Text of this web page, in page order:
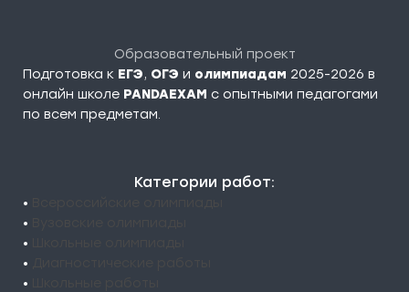
Образовательный проект
Подготовка к ЕГЭ, ОГЭ и олимпиадам 2025-2026 в
онлайн школе PANDAEXAM c опытными педагогами
по всем предметам.
Категории работ:
•
•
•
•
•